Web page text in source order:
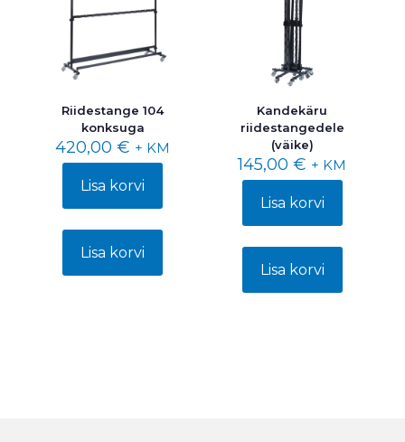
Riidestange 104
konksuga
420,00€ + KM
Lisa korvi
Lisa korvi
Kandekäru
riidestangedele
(väike)
145,00€ + KM
Lisa korvi
Lisa korvi